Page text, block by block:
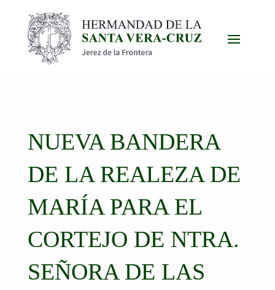
NUEVA BANDERA
DE LA REALEZA DE
MARÍA PARA EL
CORTEJO DE NTRA.
SEÑORA DE LAS